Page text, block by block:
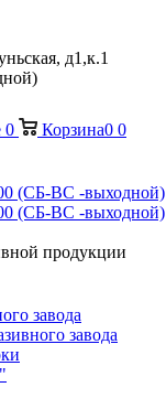
д1,к.1
0 Корзина0 0
(СБ-ВС -выходной)
(СБ-ВС -выходной)
продукции
завода
завода